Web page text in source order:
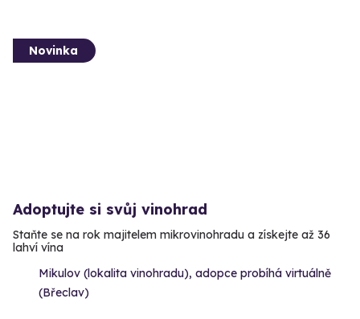
Novinka
Adoptujte si svůj vinohrad
Staňte se na rok majitelem mikrovinohradu a získejte až 36
lahví vína
Mikulov (lokalita vinohradu), adopce probíhá virtuálně
(Břeclav)